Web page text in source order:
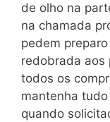
de olho na
na chamada
pedem
redobrada aos
todos os
mantenha
quando